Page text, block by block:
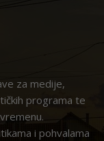
za medije,
programa te
i pohvalama